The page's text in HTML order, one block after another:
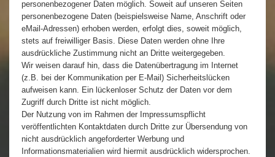
personenbezogener Daten möglich. Soweit auf unseren Seiten
personenbezogene Daten (beispielsweise Name, Anschrift oder
eMail-Adressen) erhoben werden, erfolgt dies, soweit möglich,
stets auf freiwilliger Basis. Diese Daten werden ohne Ihre
ausdrückliche Zustimmung nicht an Dritte weitergegeben.
Wir weisen darauf hin, dass die Datenübertragung im Internet
(z.B. bei der Kommunikation per E-Mail) Sicherheitslücken
aufweisen kann. Ein lückenloser Schutz der Daten vor dem
Zugriff durch Dritte ist nicht möglich.
Der Nutzung von im Rahmen der Impressumspflicht
veröffentlichten Kontaktdaten durch Dritte zur Übersendung von
nicht ausdrücklich angeforderter Werbung und
Informationsmaterialien wird hiermit ausdrücklich widersprochen.